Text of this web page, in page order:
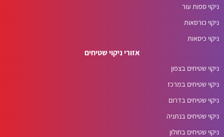
ניקוי ספות עור
ניקוי כורסאות
ניקוי כיסאות
אזורי ניקוי שטיחים
ניקוי שטיחים בצפון
ניקוי שטיחים במרכז
ניקוי שטיחים בדרום
ניקוי שטיחים בנתניה
ניקוי שטיחים בחולון